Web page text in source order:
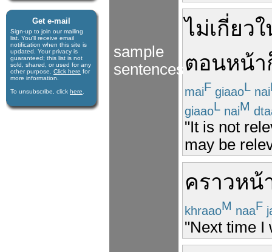
Get e-mail
Sign-up to join our mail­ing
list. You'll receive e­mail
notification when this site is
updated. Your privacy is
guaran­teed; this list is not
sold, shared, or used for any
other purpose. Click here for
more infor­mation.
To unsubscribe, click here
sample
sentences
ไม่เกี่ยว
ตอนหน้า
maiF giaaoL nai
giaaoL naiM
"It is not
may be
คราวหน้
khraaoM naaF
"Next time I